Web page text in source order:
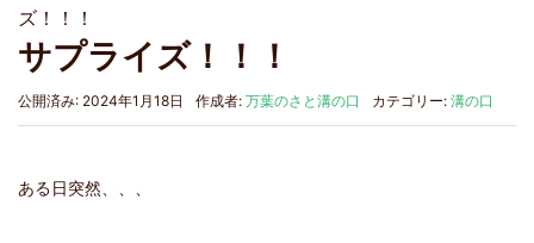
ズ！！！
サプライズ！！！
公開済み: 2024年1月18日 作成者: 万葉のさと溝の口 カテゴリー: 溝の口
ある日突然、、、